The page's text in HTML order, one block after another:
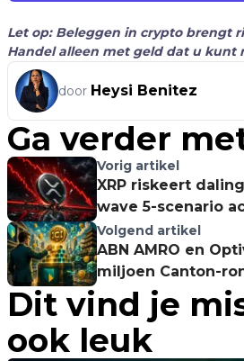
Let op: Beleggen in crypto brengt
Handel alleen met geld dat u kunt
door Heysi Benitez
Ga verder
Vorig artikel
XRP riskeert
wave 5-scenario
Volgend artikel
ABN AMRO en
miljoen Canton-
Dit vind je
ook leuk